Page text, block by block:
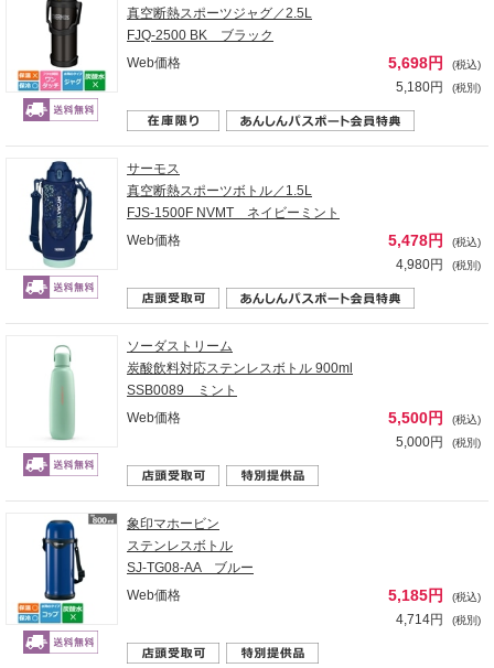
真空断熱スポーツジャグ／2.5L
FJQ-2500 BK ブラック
Web価格
5,698円 (税込)
5,180円 (税別)
サーモス
真空断熱スポーツボトル／1.5L
FJS-1500F NVMT ネイビーミント
Web価格
5,478円 (税込)
4,980円 (税別)
ソーダストリーム
炭酸飲料対応ステンレスボトル 900ml
SSB0089 ミント
Web価格
5,500円 (税込)
5,000円 (税別)
象印マホービン
ステンレスボトル
SJ-TG08-AA ブルー
Web価格
5,185円 (税込)
4,714円 (税別)